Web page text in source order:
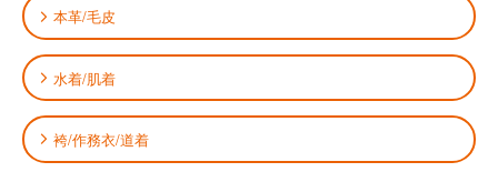
本革/毛皮
水着/肌着
袴/作務衣/道着